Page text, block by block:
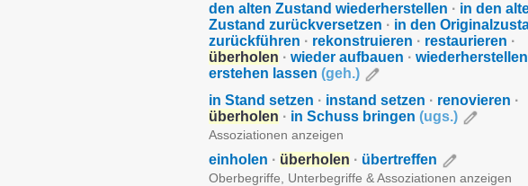
den alten Zustand wiederherstellen · in den
Zustand zurückversetzen · in den
zurückführen · rekonstruieren · restaurieren ·
überholen · wieder aufbauen · wiederherstellen
erstehen lassen (geh.)
in Stand setzen · instand setzen · renovieren ·
überholen · in Schuss bringen (ugs.)
Assoziationen anzeigen
einholen · überholen · übertreffen
Oberbegriffe, Unterbegriffe & Assoziationen anzeigen